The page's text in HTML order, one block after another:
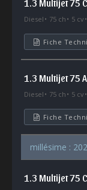
1.3 Multijet 75
Diesel 75 ch 5 cv
Fiche
1.3 Multijet 75
Diesel 75 ch 5 cv
Fiche
millésime :
1.3 Multijet 75